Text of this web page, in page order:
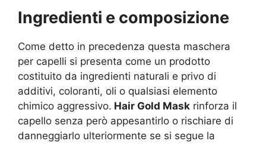
Ingredienti e composizione
Come detto in precedenza questa maschera
per capelli si presenta come un prodotto
costituito da ingredienti naturali e privo di
additivi, coloranti, oli o qualsiasi elemento
chimico aggressivo. Hair Gold Mask rinforza il
capello senza però appesantirlo o rischiare di
danneggiarlo ulteriormente se si segue la